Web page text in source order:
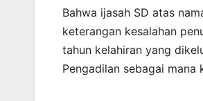
Bahwa ijasah SD atas
keterangan kesalahan
tahun kelahiran yang
Pengadilan sebagai